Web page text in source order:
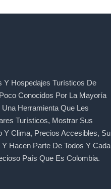
Hospedajes Turísticos De
Conocidos Por La Mayoría
Herramienta Que Les
Turísticos, Mostrar Sus
Y Clima, Precios Accesibles, Su
Hacen Parte De Todos Y Cada
País Que Es Colombia.